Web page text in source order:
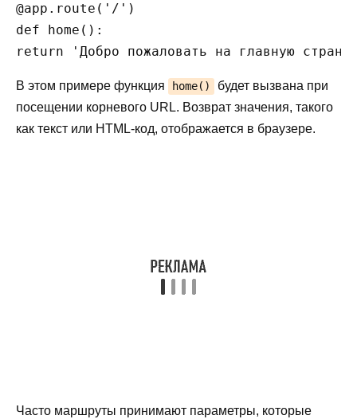
@app.route('/')
def home():
В этом примере функция home()
будет вызвана при
посещении корневого URL. Возврат значения, такого
как текст или HTML-код, отображается в браузере.
Часто маршруты принимают параметры, которые